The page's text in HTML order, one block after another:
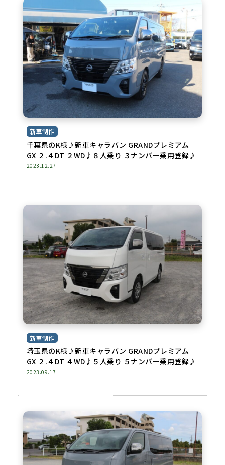
新車制作
千葉県のK様♪新車キャラバン GRANDプレミアム
GX ２.４DT ２WD♪８人乗り ３ナンバー乗用登録♪
2023.12.27
新車制作
埼玉県のK様♪新車キャラバン GRANDプレミアム
GX ２.４DT ４WD♪５人乗り ５ナンバー乗用登録♪
2023.09.17